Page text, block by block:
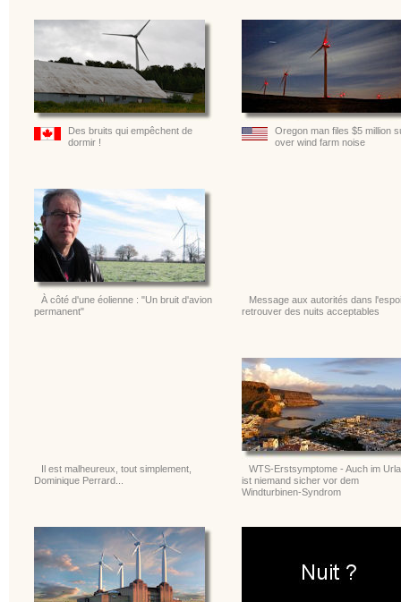
Des bruits qui empêchent de
dormir !
Oregon man files $5 million
over wind farm noise
À côté d'une éolienne : "Un bruit d'avion
permanent"
Message aux autorités dans
retrouver des nuits acceptables
Il est malheureux, tout simplement,
Dominique Perrard...
WTS-Erstsymptome - Auch im
ist niemand sicher vor dem
Windturbinen-Syndrom